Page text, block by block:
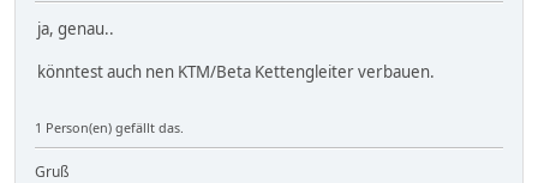
ja, genau..
könntest auch nen KTM/Beta Kettengleiter verbauen.
1 Person(en) gefällt das.
Gruß